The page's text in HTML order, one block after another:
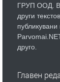
ГРУП ООД.
други
публикувани
друго.
Главен